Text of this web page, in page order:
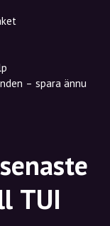
– spara ännu
TUI